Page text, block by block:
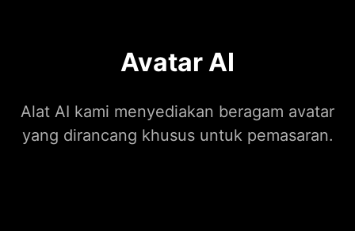
Avatar AI
Alat AI kami menyediakan beragam avatar
yang dirancang khusus untuk pemasaran.